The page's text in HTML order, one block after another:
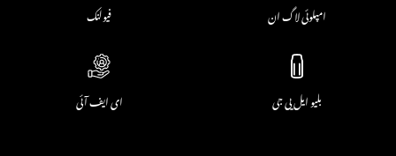
امپلوئی لاگ ان فیولنک
بلیو ایل پی جی ای ایف آئی